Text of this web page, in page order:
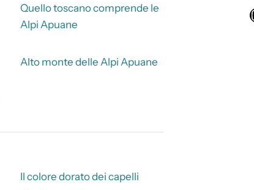
Quello toscano comprende le
Alpi Apuane
Alto monte delle Alpi Apuane
Il colore dorato dei capelli